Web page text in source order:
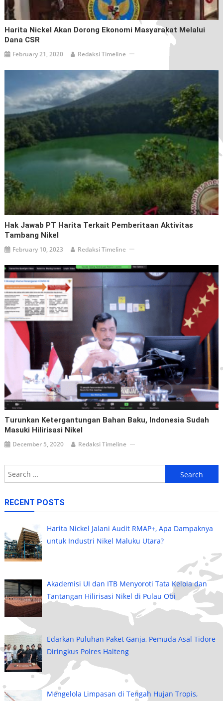
Harita Nickel Akan Dorong Ekonomi Masyarakat Melalui
Dana CSR
February 21, 2020 Redaksi Timeline
Hak Jawab PT Harita Terkait Pemberitaan Aktivitas
Tambang Nikel
February 10, 2023 Redaksi Timeline
Turunkan Ketergantungan Bahan Baku, Indonesia Sudah
Masuki Hilirisasi Nikel
December 5, 2020 Redaksi Timeline
Search
for:
RECENT POSTS
Harita Nickel Jalani Audit RMAP+, Apa Dampaknya
untuk Industri Nikel Maluku Utara?
Akademisi UI dan ITB Menyoroti Tata Kelola dan
Tantangan Hilirisasi Nikel di Pulau Obi
Edarkan Puluhan Paket Ganja, Pemuda Asal Tidore
Diringkus Polres Halteng
Mengelola Limpasan di Tengah Hujan Tropis,